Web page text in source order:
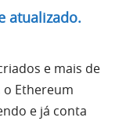
atualizado.
e mais de
o Ethereum
e já conta